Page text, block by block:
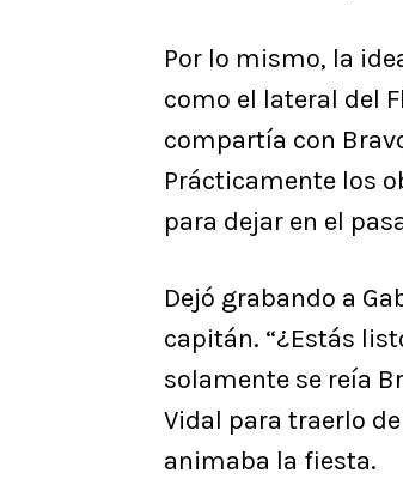
Por lo mismo, la
como el lateral del
compartía con
Prácticamente los
para dejar en el
Dejó grabando a
capitán. “¿Estás
solamente se reía
Vidal para traerlo
animaba la fiesta.